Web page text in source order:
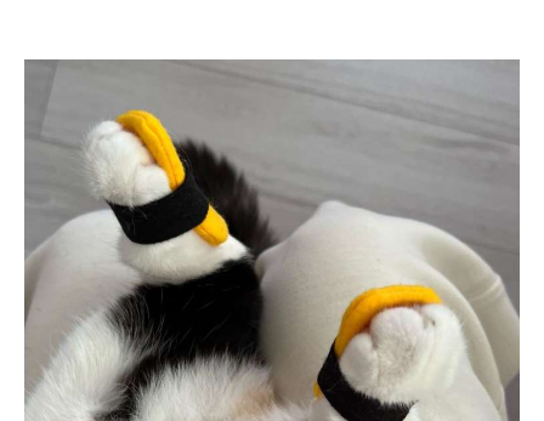
pecodogs
いぬ部をフォロー
pecocats
ねこ部をフォロー